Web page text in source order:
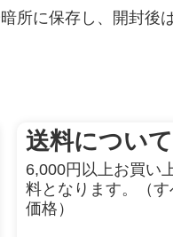
所に保存し、開封後
送料について
6,000円以上お買い
料となります。（
価格）